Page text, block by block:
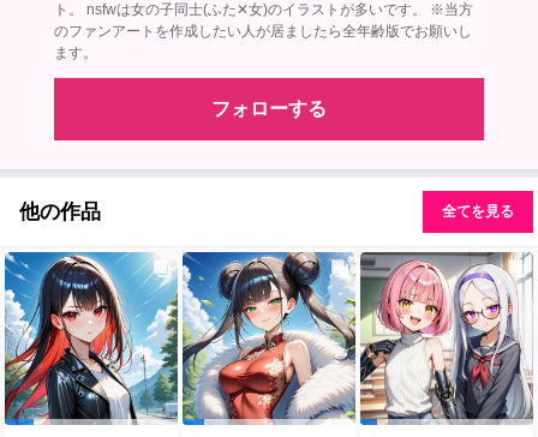
ト。 nsfwは女の子同士(ふた✕女)のイラストが多いです。 ※当方
のファンアートを作成したい人が居ましたら全年齢版でお願いし
ます。
フォローする
他の作品 全てを見る